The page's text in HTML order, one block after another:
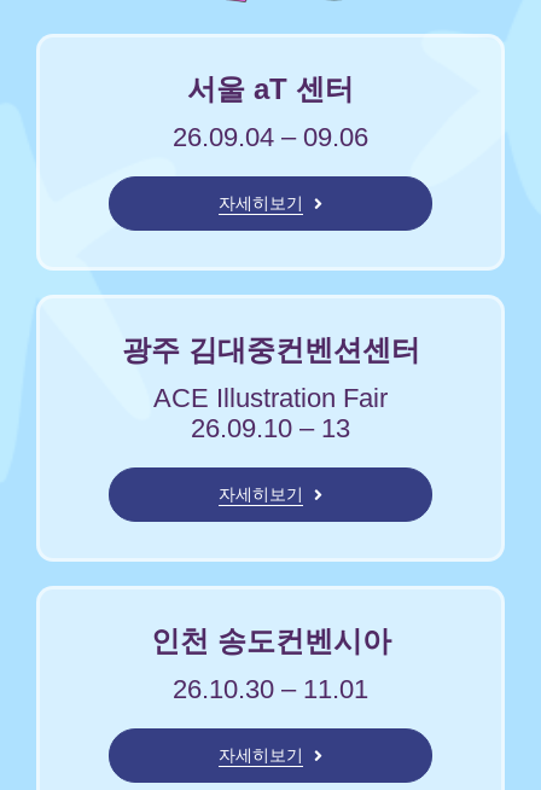
서울 aT 센터
26.09.04 – 09.06
자세히보기
광주 김대중컨벤션센터
ACE Illustration Fair
26.09.10 – 13
자세히보기
인천 송도컨벤시아
26.10.30 – 11.01
자세히보기